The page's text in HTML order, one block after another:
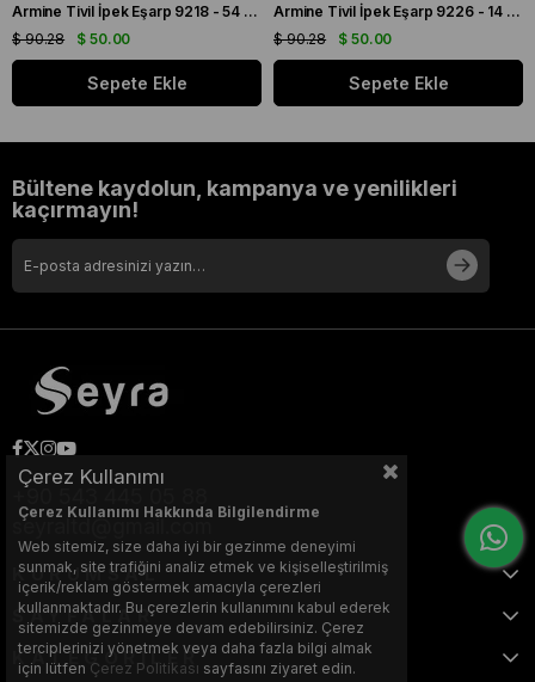
Armine Tivil İpek Eşarp 9218 - 54 Turuncu Karışık Desen
$ 50.00
$ 90.28
Sepete Ekle
Armine Tivil İpek Eşarp 9226 - 14 Mavi Karışık Desen
$ 50.00
$ 90.28
Sepete Ekle
Bültene kaydolun, kampanya ve yenilikleri
kaçırmayın!
seyraltd@gmail.com
KURUMSAL
SAYFALAR
KATEGORİLER
Çerez Kullanımı
Çerez Kullanımı Hakkında Bilgilendirme
Web sitemiz, size daha iyi bir gezinme deneyimi
sunmak, site trafiğini analiz etmek ve kişiselleştirilmiş
içerik/reklam göstermek amacıyla çerezleri
kullanmaktadır. Bu çerezlerin kullanımını kabul ederek
sitemizde gezinmeye devam edebilirsiniz. Çerez
terciplerinizi yönetmek veya daha fazla bilgi almak
için lütfen Çerez Politikası sayfasını ziyaret edin.